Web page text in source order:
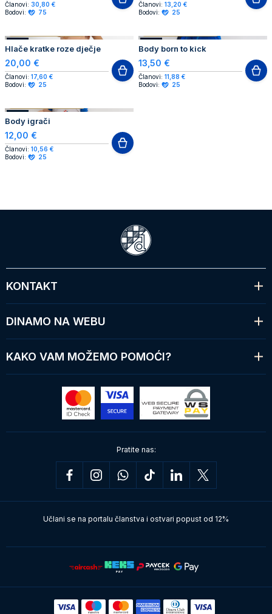
Članovi: 30,80 €
Bodovi:
75
Članovi: 13,20 €
Bodovi:
25
NOVO
Hlače kratke roze dječje
20,00 €
Članovi: 17,60 €
Bodovi:
25
NOVO
Body born to kick
13,50 €
Članovi: 11,88 €
Bodovi:
25
NOVO
Body igrači
12,00 €
Članovi: 10,56 €
Bodovi:
25
KONTAKT
DINAMO NA WEBU
KAKO VAM MOŽEMO POMOĆI?
Pratite nas:
Učlani se na portalu članstva i ostvari popust od 12%